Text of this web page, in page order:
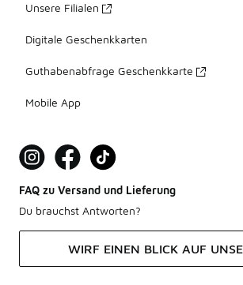
Unsere Filialen
Digitale Geschenkkarten
Guthabenabfrage Geschenkkarte
Mobile App
FAQ zu Versand und Lieferung
Du brauchst Antworten?
WIRF EINEN BLICK AUF